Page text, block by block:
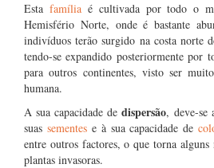
Esta família é cultivada por todo o
Hemisfério Norte, onde é bastante
indivíduos terão surgido na costa norte
tendo-se expandido posteriormente por
para outros continentes, visto ser
humana.
A sua capacidade dedispersão, deve-se
suas sementes e à sua capacidade de
entre outros factores, o que torna
plantas invasoras.